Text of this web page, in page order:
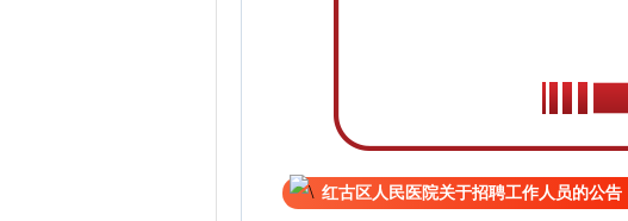
红古区人民医院关于招聘工作人员的公告